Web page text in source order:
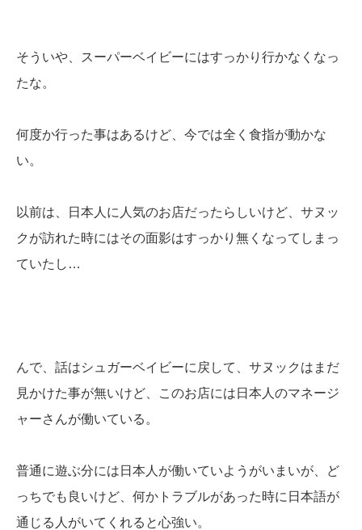
そういや、スーパーベイビーにはすっかり行かなくなっ
たな。
何度か行った事はあるけど、今では全く食指が動かな
い。
以前は、日本人に人気のお店だったらしいけど、サヌッ
クが訪れた時にはその面影はすっかり無くなってしまっ
ていたし…
んで、話はシュガーベイビーに戻して、サヌックはまだ
見かけた事が無いけど、このお店には日本人のマネージ
ャーさんが働いている。
普通に遊ぶ分には日本人が働いていようがいまいが、ど
っちでも良いけど、何かトラブルがあった時に日本語が
通じる人がいてくれると心強い。